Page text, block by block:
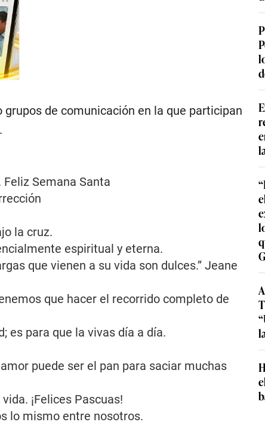
de comunicación en la que participan
.
Semana Santa
la cruz.
espiritual y eterna.
que vienen a su vida son dulces.” Jeane
que hacer el recorrido completo de
es para que la vivas día a día.
puede ser el pan para saciar muchas
¡Felices Pascuas!
lo mismo entre nosotros.